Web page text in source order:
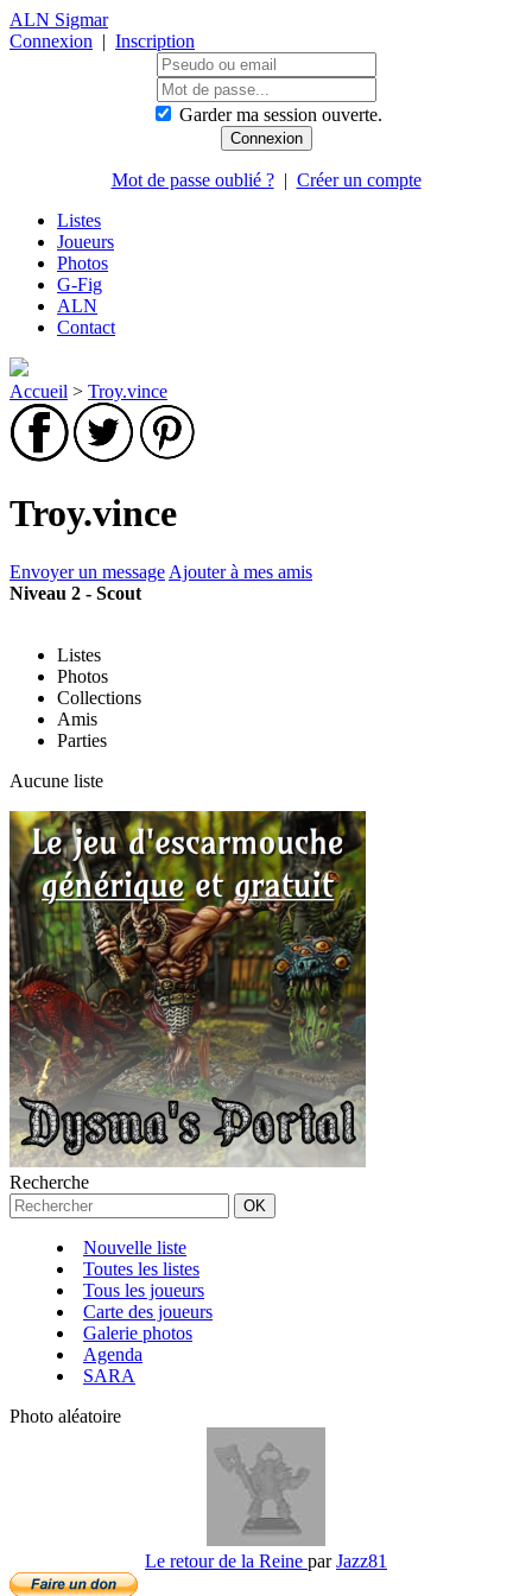
ALN Sigmar
Connexion | Inscription
Garder ma session ouverte.
Mot de passe oublié ?| Créer un compte
Listes
Joueurs
Photos
G-Fig
ALN
Contact
Accueil > Troy.vince
Troy.vince
Envoyer un message Ajouter à mes amis
Niveau 2 - Scout
Listes
Photos
Collections
Amis
Parties
Aucune liste
Recherche
Nouvelle liste
Toutes les listes
Tous les joueurs
Carte des joueurs
Galerie photos
Agenda
SARA
Photo aléatoire
Le retour de la Reine parJazz81